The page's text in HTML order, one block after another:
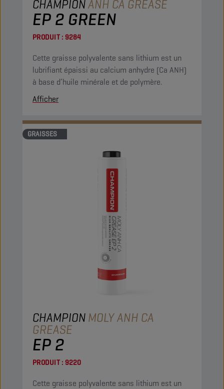
CHAMPIONANH CA GREASE
EP 2 GREEN
PRODUIT : 9284
Cette graisse polyvalente sans lithium est un
lubrifiant épaissi au calcium anhydre (Ca ANH)
à base d’huile minérale et de polymère.
Afficher
GRAISSES
CHAMPIONMOLY ANH CA
GREASE
EP 2
PRODUIT : 9220
Cette graisse polyvalente sans lithium est un